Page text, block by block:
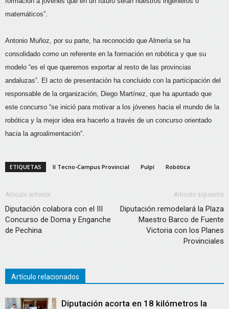
matemáticos”.
Antonio Muñoz, por su parte, ha reconocido que Almería se ha
consolidado como un referente en la formación en robótica y que su
modelo “es el que queremos exportar al resto de las provincias
andaluzas”. El acto de presentación ha concluido con la participación del
responsable de la organización, Diego Martínez, que ha apuntado que
este concurso “se inició para motivar a los jóvenes hacia el mundo de la
robótica y la mejor idea era hacerlo a través de un concurso orientado
hacia la agroalimentación”.
ETIQUETAS II Tecno-Campus Provincial Pulpí Robótica
Artículo anterior
Diputación colabora con el III
Concurso de Doma y Enganche
de Pechina
Artículo siguiente
Diputación remodelará la Plaza
Maestro Barco de Fuente
Victoria con los Planes
Provinciales
Artículo relacionados
Diputación acorta en 18 kilómetros la